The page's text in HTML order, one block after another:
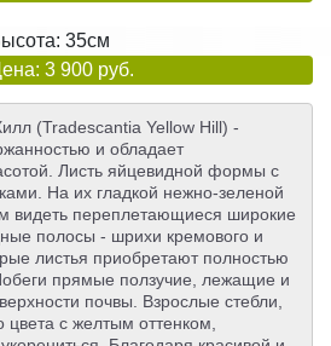
35см
3 900 руб.
(Tradescantia Yellow Hill) -
и обладает
Листь яйцевидной формы с
На их гладкой нежно-зеленой
видеть переплетающиеся широкие
полосы - шрихи кремового и
листья приобретают полностью
прямые ползучие, лежащие и
почвы. Взрослые стебли,
цвета с желтым оттенком,